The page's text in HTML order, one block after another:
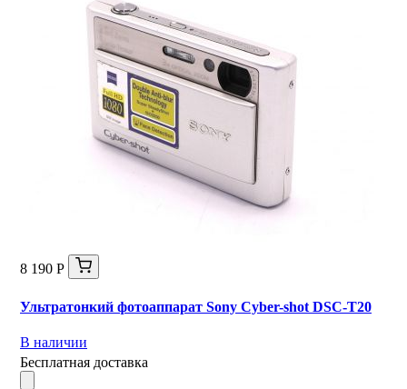
8 190 Р
Ультратонкий фотоаппарат Sony Cyber-shot DSC-T20
В наличии
Бесплатная доставка